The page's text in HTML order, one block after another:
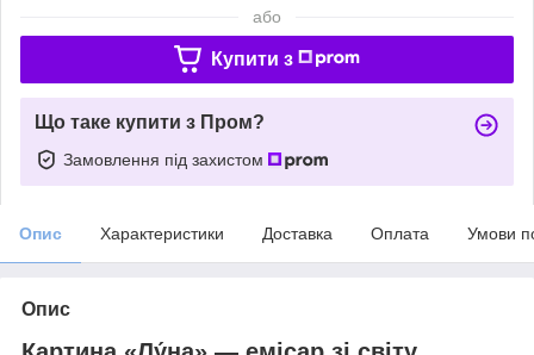
або
Купити з
Що таке купити з Пром?
Замовлення під захистом
Опис Характеристики Доставка Оплата Умови
Опис